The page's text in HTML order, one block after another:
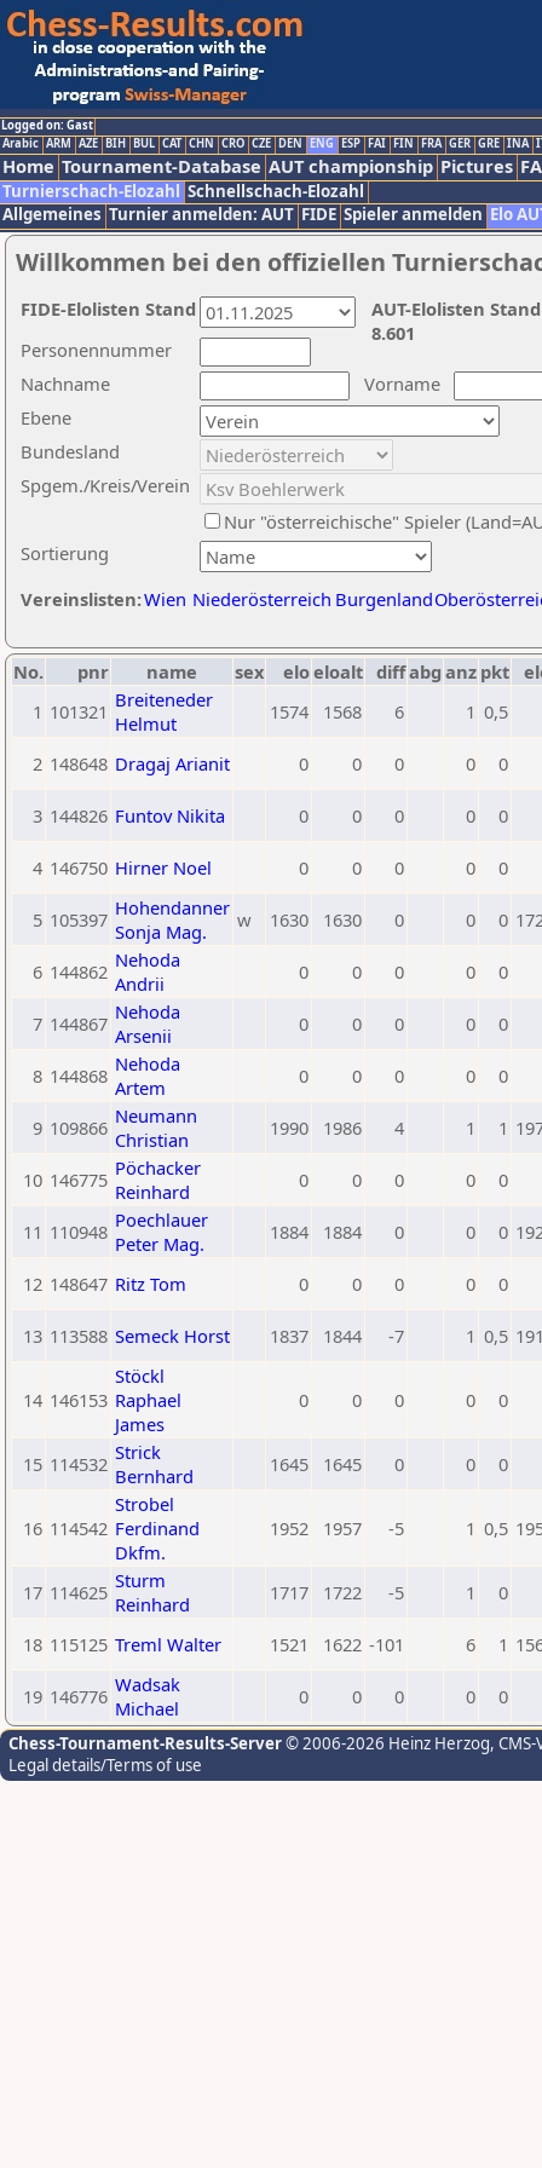
Logged on: Gast
Arabic ARM AZE BIH BUL CAT CHN CRO CZE DEN ENG ESP FAI FIN FRA GER GRE INA
Home Tournament-Database AUT championship Pictures
Turnierschach-Elozahl Schnellschach-Elozahl
Allgemeines Turnier anmelden: AUT FIDE Spieler anmelden Elo
Willkommen bei den offiziellen
Nachname
Vorname
Ebene
Sortierung
Personennummer
Bundesland
Spgem./Kreis/Verein
Nur "österreichische" Spieler
Vereinslisten:Wien Niederösterreich Burgenland
AUT-Elolisten
8.601
FIDE-Elolisten Stand
No. pnr name sex eloeloalt diffabg anz pkt
1 101321 Breiteneder
Helmut
1574 1568 6 1 0,5
2 148648 Dragaj Arianit 0 0 0 0 0
3 144826 Funtov Nikita 0 0 0 0 0
4 146750 Hirner Noel 0 0 0 0 0
5 105397 Hohendanner
Sonja Mag.
w 1630 1630 0 0 0
6 144862 Nehoda
Andrii
0 0 0 0 0
7 144867 Nehoda
Arsenii
0 0 0 0 0
8 144868 Nehoda
Artem
0 0 0 0 0
9 109866 Neumann
Christian
1990 1986 4 1 1
10 146775 Pöchacker
Reinhard
0 0 0 0 0
11 110948 Poechlauer
Peter Mag.
1884 1884 0 0 0
12 148647 Ritz Tom 0 0 0 0 0
13 113588 Semeck Horst 1837 1844 -7 1 0,5
14 146153
Stöckl
Raphael
James
0 0 0 0 0
15 114532 Strick
Bernhard
1645 1645 0 0 0
16 114542
Strobel
Ferdinand
Dkfm.
1952 1957 -5 1 0,5
17 114625 Sturm
Reinhard
1717 1722 -5 1 0
18 115125 Treml Walter 1521 1622 -101 6 1
19 146776 Wadsak
Michael
0 0 0 0 0
Chess-Tournament-Results-Server© 2006-2026 Heinz Herzog,
Legal details/Terms of use